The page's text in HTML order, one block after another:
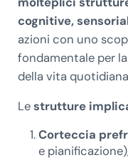
cognitive,
azioni con uno
fondamentale per
della vita
Lestrutture
Corteccia
e